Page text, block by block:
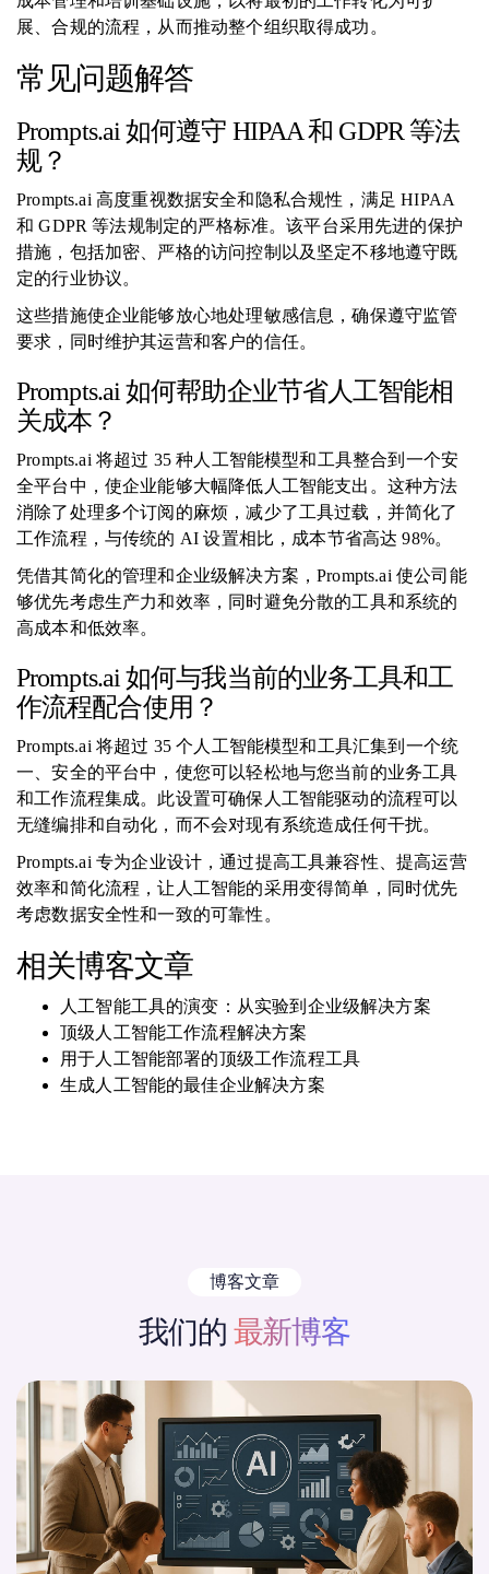
展、合规的流程，从而推动整个组织取得成功。
常见问题解答
Prompts.ai 如何遵守 HIPAA 和 GDPR 等法
规？
Prompts.ai 高度重视数据安全和隐私合规性，满足 HIPAA
和 GDPR 等法规制定的严格标准。该平台采用先进的保护
措施，包括加密、严格的访问控制以及坚定不移地遵守既
定的行业协议。
这些措施使企业能够放心地处理敏感信息，确保遵守监管
要求，同时维护其运营和客户的信任。
Prompts.ai 如何帮助企业节省人工智能相
关成本？
Prompts.ai 将超过 35 种人工智能模型和工具整合到一个安
全平台中，使企业能够大幅降低人工智能支出。这种方法
消除了处理多个订阅的麻烦，减少了工具过载，并简化了
工作流程，与传统的 AI 设置相比，成本节省高达 98%。
凭借其简化的管理和企业级解决方案，Prompts.ai 使公司能
够优先考虑生产力和效率，同时避免分散的工具和系统的
高成本和低效率。
Prompts.ai 如何与我当前的业务工具和工
作流程配合使用？
Prompts.ai 将超过 35 个人工智能模型和工具汇集到一个统
一、安全的平台中，使您可以轻松地与您当前的业务工具
和工作流程集成。此设置可确保人工智能驱动的流程可以
无缝编排和自动化，而不会对现有系统造成任何干扰。
Prompts.ai 专为企业设计，通过提高工具兼容性、提高运营
效率和简化流程，让人工智能的采用变得简单，同时优先
考虑数据安全性和一致的可靠性。
相关博客文章
人工智能工具的演变：从实验到企业级解决方案
顶级人工智能工作流程解决方案
用于人工智能部署的顶级工作流程工具
生成人工智能的最佳企业解决方案
博客文章
我们的 最新博客